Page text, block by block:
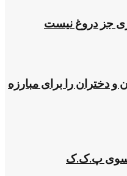
جز دروغ نیست
دختران را برای مبارزه
سوی پ.ک.ک